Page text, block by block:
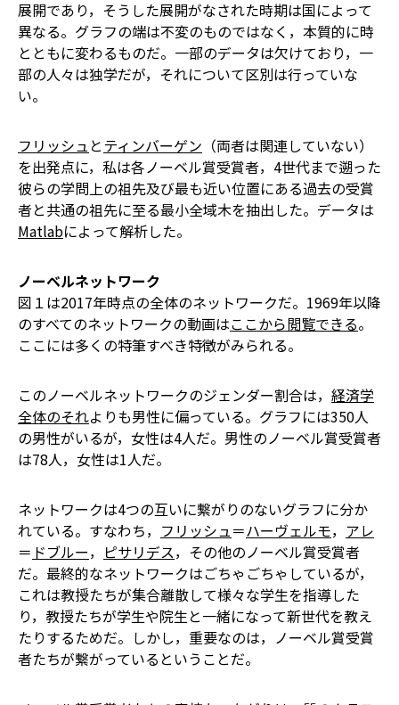
展開であり，そうした展開がなされた時期は国によって
異なる。グラフの端は不変のものではなく，本質的に時
とともに変わるものだ。一部のデータは欠けており，一
部の人々は独学だが，それについて区別は行っていな
い。
フリッシュ とティンバーゲン （両者は関連していない）
を出発点に，私は各ノーベル賞受賞者，4世代まで遡った
彼らの学問上の祖先及び最も近い位置にある過去の受賞
者と共通の祖先に至る最小全域木を抽出した。データは
Matlabによって解析した。
ノーベルネットワーク
図１は2017年時点の全体のネットワークだ。1969年以降
のすべてのネットワークの動画はここから閲覧できる。
ここには多くの特筆すべき特徴がみられる。
このノーベルネットワークのジェンダー割合は， 経済学
全体のそれよりも男性に偏っている。グラフには350人
の男性がいるが，女性は4人だ。男性のノーベル賞受賞者
は78人，女性は1人だ。
ネットワークは4つの互いに繋がりのないグラフに分か
れている。すなわち， フリッシュ＝ハーヴェルモ， アレ
＝ ドブルー， ピサリデス，その他のノーベル賞受賞者
だ。最終的なネットワークはごちゃごちゃしているが，
これは教授たちが集合離散して様々な学生を指導した
り，教授たちが学生や院生と一緒になって新世代を教え
たりするためだ。しかし，重要なのは，ノーベル賞受賞
者たちが繋がっているということだ。